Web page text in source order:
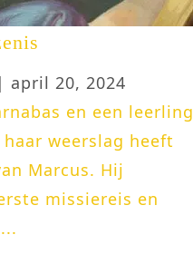
| april 20, 2024
en een leerling
weerslag heeft
Marcus. Hij
missiereis en